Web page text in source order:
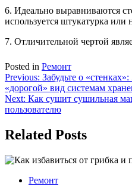
6. Идеально выравниваются
используется штукатурка или
7. Отличительной чертой
Posted in Ремонт
Навигация
по
записям
Previous: Забудьте о
«дорогой» вид системам
Next: Как сушит сушильная
пользователю
Related Posts
Ремонт